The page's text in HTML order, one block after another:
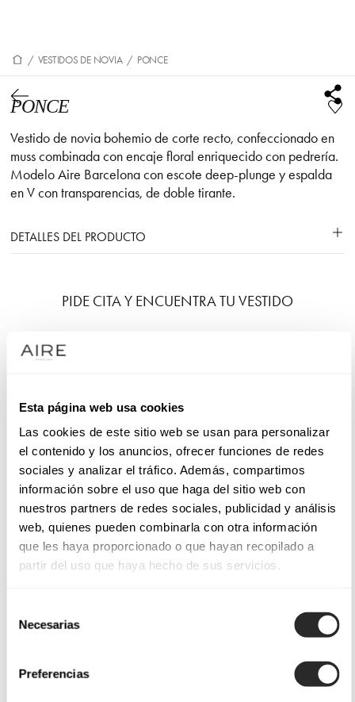
Esta página web usa cookies
Las cookies de este sitio web se usan para personalizar
el contenido y los anuncios, ofrecer funciones de redes
sociales y analizar el tráfico. Además, compartimos
información sobre el uso que haga del sitio web con
nuestros partners de redes sociales, publicidad y análisis
web, quienes pueden combinarla con otra información
que les haya proporcionado o que hayan recopilado a
partir del uso que haya hecho de sus servicios.
Necesarias
Preferencias
/ VESTIDOS DE NOVIA / PONCE
PONCE
Vestido de novia bohemio de corte recto, confeccionado en
muss combinada con encaje floral enriquecido con pedrería.
Modelo Aire Barcelona con escote deep-plunge y espalda
en V con transparencias, de doble tirante.
DETALLES DEL PRODUCTO
PIDE CITA Y ENCUENTRA TU VESTIDO